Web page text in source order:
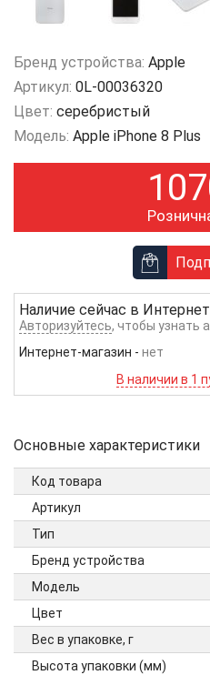
Бренд устройства: Apple
Артикул: 0L-00036320
Цвет: серебристый
Модель: Apple iPhone 8 Plus
Наличие сейчас в
Авторизуйтесь, чтобы узнать
Интернет-магазин - нет
В наличии в 1
Основные характеристики
Код товара
Артикул
Тип
Бренд устройства
Модель
Цвет
Вес в упаковке, г
Высота упаковки (мм)